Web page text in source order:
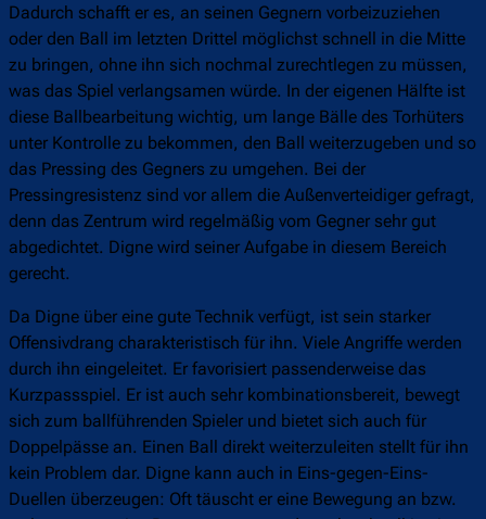
Dadurch schafft er es, an seinen Gegnern vorbeizuziehen
oder den Ball im letzten Drittel möglichst schnell in die Mitte
zu bringen, ohne ihn sich nochmal zurechtlegen zu müssen,
was das Spiel verlangsamen würde. In der eigenen Hälfte ist
diese Ballbearbeitung wichtig, um lange Bälle des Torhüters
unter Kontrolle zu bekommen, den Ball weiterzugeben und so
das Pressing des Gegners zu umgehen. Bei der
Pressingresistenz sind vor allem die Außenverteidiger gefragt,
denn das Zentrum wird regelmäßig vom Gegner sehr gut
abgedichtet. Digne wird seiner Aufgabe in diesem Bereich
gerecht.
Da Digne über eine gute Technik verfügt, ist sein starker
Offensivdrang charakteristisch für ihn. Viele Angriffe werden
durch ihn eingeleitet. Er favorisiert passenderweise das
Kurzpassspiel. Er ist auch sehr kombinationsbereit, bewegt
sich zum ballführenden Spieler und bietet sich auch für
Doppelpässe an. Einen Ball direkt weiterzuleiten stellt für ihn
kein Problem dar. Digne kann auch in Eins-gegen-Eins-
Duellen überzeugen: Oft täuscht er eine Bewegung an bzw.